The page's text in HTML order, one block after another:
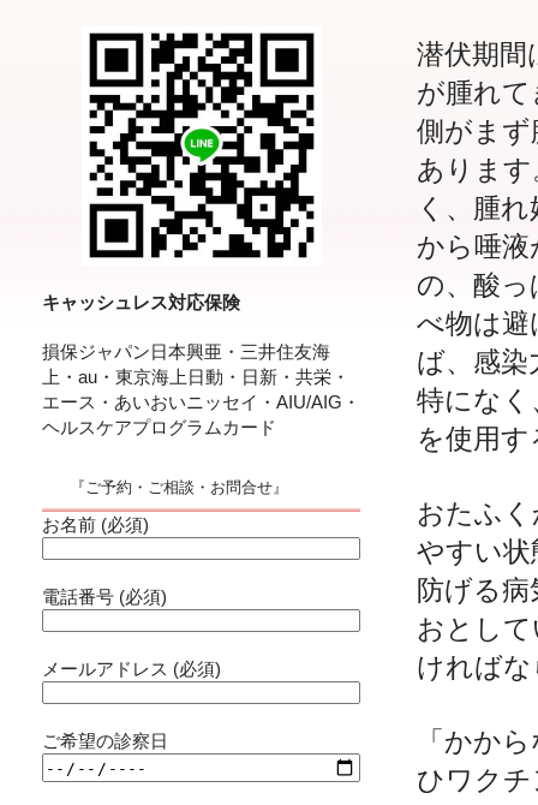
潜伏期間
が腫れ
側がま
ありま
く、腫
から唾
の、酸
べ物は
ば、感
特になく
を使用
おたふ
やすい
防げる
おとし
ければ
「かか
ひワク
キャッシュレス対応保険
損保ジャパン日本興亜・三井住友海
上・au・東京海上日動・日新・共栄・
エース・あいおいニッセイ・AIU/AIG・
ヘルスケアプログラムカード
『ご予約・ご相談・お問合せ』
お名前 (必須)
電話番号 (必須)
メールアドレス (必須)
ご希望の診察日